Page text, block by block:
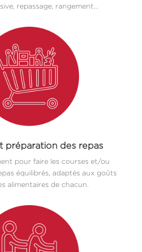
repassage, rangement…
préparation des repas
pour faire les courses et/ou
équilibrés, adaptés aux goûts
alimentaires de chacun.